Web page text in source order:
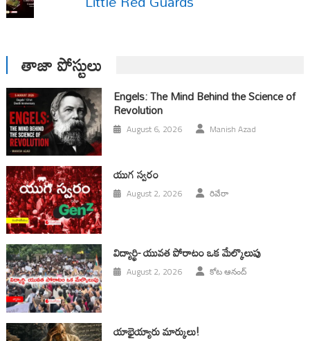
తాజా పోస్టులు
Engels: The Mind Behind the Science of
Revolution
August 6, 2026 Manish Azad
యుగ స్వ‌రం
August 2, 2026 రివేరా
విద్యార్థి- యువత పోరాటం ఒక మేల్కొలుపు
August 2, 2026 కోట ఆనంద్
యాభైయ్యారు మార్కులు!